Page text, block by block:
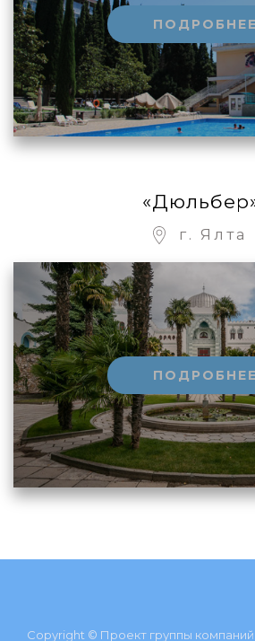
ПОДРОБНЕЕ
г. Ялта
ПОДРОБНЕЕ
Copyright © Проект группы компаний